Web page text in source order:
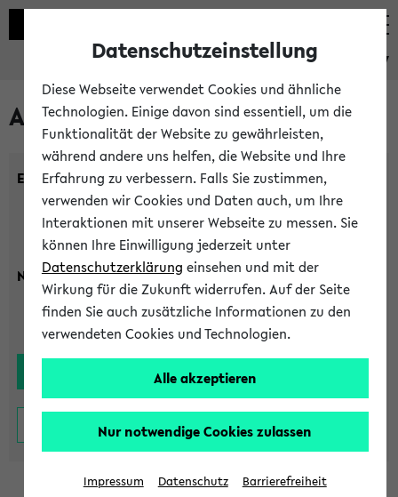
eKVV
Alle Lehrenden
Einrichtung:
Nachname:
Datenschutzeinstellung
Diese Webseite verwendet Cookies und ähnliche
Technologien. Einige davon sind essentiell, um die
Funktionalität der Website zu gewährleisten,
während andere uns helfen, die Website und Ihre
Erfahrung zu verbessern. Falls Sie zustimmen,
verwenden wir Cookies und Daten auch, um Ihre
Interaktionen mit unserer Webseite zu messen. Sie
können Ihre Einwilligung jederzeit unter
Datenschutzerklärung einsehen und mit der
Wirkung für die Zukunft widerrufen. Auf der Seite
finden Sie auch zusätzliche Informationen zu den
verwendeten Cookies und Technologien.
Alle akzeptieren
Nur notwendige Cookies zulassen
Impressum Datenschutz Barrierefreiheit